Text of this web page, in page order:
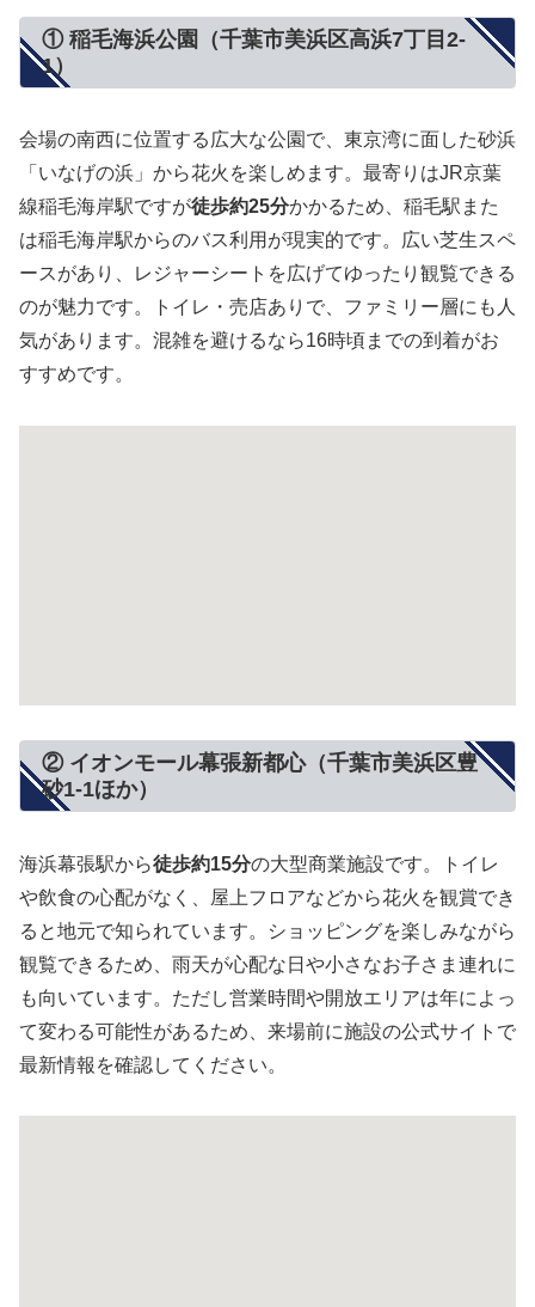
① 稲毛海浜公園（千葉市美浜区高浜7丁目2-
1）
会場の南西に位置する広大な公園で、東京湾に面した砂浜
「いなげの浜」から花火を楽しめます。最寄りはJR京葉
線稲毛海岸駅ですが徒歩約25分かかるため、稲毛駅また
は稲毛海岸駅からのバス利用が現実的です。広い芝生スペ
ースがあり、レジャーシートを広げてゆったり観覧できる
のが魅力です。トイレ・売店ありで、ファミリー層にも人
気があります。混雑を避けるなら16時頃までの到着がお
すすめです。
② イオンモール幕張新都心（千葉市美浜区豊
砂1-1ほか）
海浜幕張駅から徒歩約15分の大型商業施設です。トイレ
や飲食の心配がなく、屋上フロアなどから花火を観賞でき
ると地元で知られています。ショッピングを楽しみながら
観覧できるため、雨天が心配な日や小さなお子さま連れに
も向いています。ただし営業時間や開放エリアは年によっ
て変わる可能性があるため、来場前に施設の公式サイトで
最新情報を確認してください。